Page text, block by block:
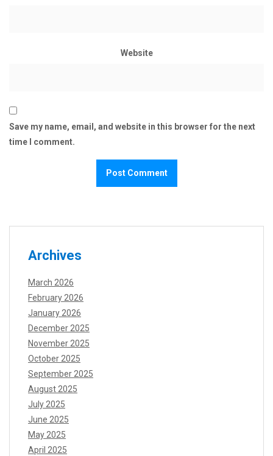
Website
Save my name, email, and website in this browser for the next
time I comment.
Archives
March 2026
February 2026
January 2026
December 2025
November 2025
October 2025
September 2025
August 2025
July 2025
June 2025
May 2025
April 2025